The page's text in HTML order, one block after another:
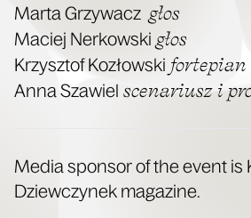
Mar­ta Grzywacz głos
Maciej Nerkows­ki głos
Krzysztof Kozłows­ki fortepi­an
Anna Sza­w­iel sce­nar­iusz i
Media spon­sor of the event is
Dziew­czynek magazine.